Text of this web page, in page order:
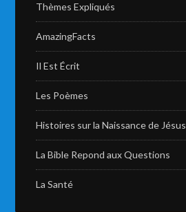
Thèmes Expliqués
AmazingFacts
Il Est Écrit
Les Poèmes
Histoires sur la Naissance de Jésus
La Bible Repond aux Questions
La Santé